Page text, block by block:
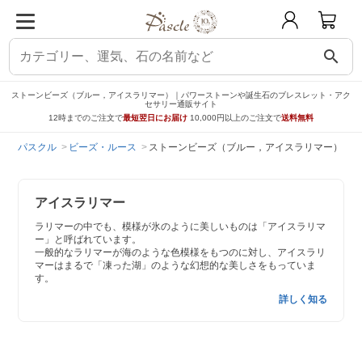
search
ストーンビーズ（ブルー，アイスラリマー）｜パワーストーンや誕生石のブレスレット・アク
セサリー通販サイト
12時までのご注文で最短翌日にお届け 10,000円以上のご注文で送料無料
パスクル ビーズ・ルース ストーンビーズ（ブルー，アイスラリマー）
アイスラリマー
ラリマーの中でも、模様が氷のように美しいものは「アイスラリマ
ー」と呼ばれています。
一般的なラリマーが海のような色模様をもつのに対し、アイスラリ
マーはまるで「凍った湖」のような幻想的な美しさをもっていま
す。
詳しく知る